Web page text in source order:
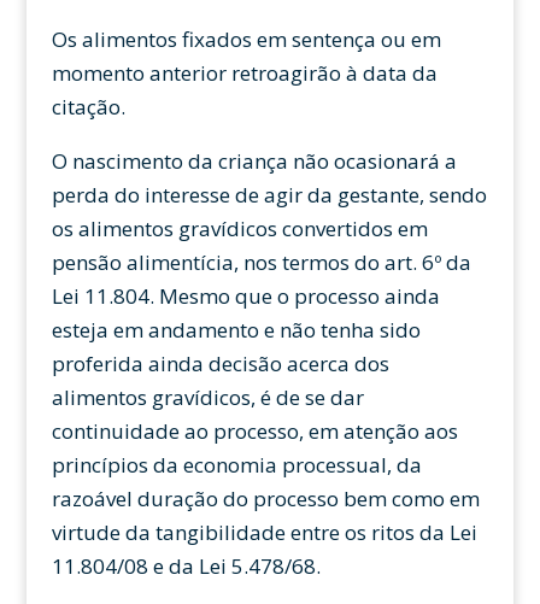
Os alimentos fixados em sentença ou em
momento anterior retroagirão à data da
citação.
O nascimento da criança não ocasionará a
perda do interesse de agir da gestante, sendo
os alimentos gravídicos convertidos em
pensão alimentícia, nos termos do art. 6º da
Lei 11.804. Mesmo que o processo ainda
esteja em andamento e não tenha sido
proferida ainda decisão acerca dos
alimentos gravídicos, é de se dar
continuidade ao processo, em atenção aos
princípios da economia processual, da
razoável duração do processo bem como em
virtude da tangibilidade entre os ritos da Lei
11.804/08 e da Lei 5.478/68.